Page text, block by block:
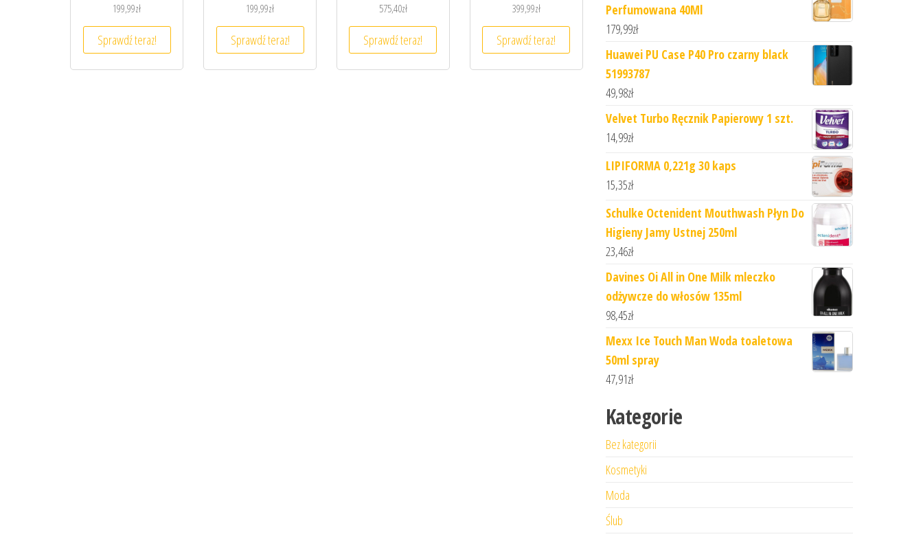
199,99zł
Sprawdź teraz!
199,99zł
Sprawdź teraz!
575,40zł
Sprawdź teraz!
399,99zł
Sprawdź teraz!
Perfumowana 40Ml
179,99zł
Huawei PU Case P40 Pro czarny black
51993787
49,98zł
Velvet Turbo Ręcznik Papierowy 1 szt.
14,99zł
LIPIFORMA 0,221g 30 kaps
15,35zł
Schulke Octenident Mouthwash Płyn Do
Higieny Jamy Ustnej 250ml
23,46zł
Davines Oi All in One Milk mleczko
odżywcze do włosów 135ml
98,45zł
Mexx Ice Touch Man Woda toaletowa
50ml spray
47,91zł
Kategorie
Bez kategorii
Kosmetyki
Moda
Ślub